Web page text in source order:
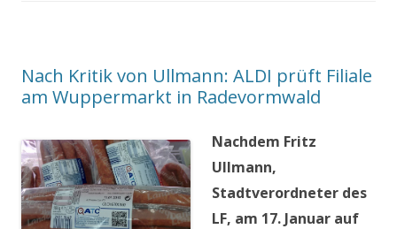
Nach Kritik von Ullmann: ALDI prüft Filiale
am Wuppermarkt in Radevormwald
Nachdem Fritz
Ullmann,
Stadtverordneter des
LF, am 17. Januar auf